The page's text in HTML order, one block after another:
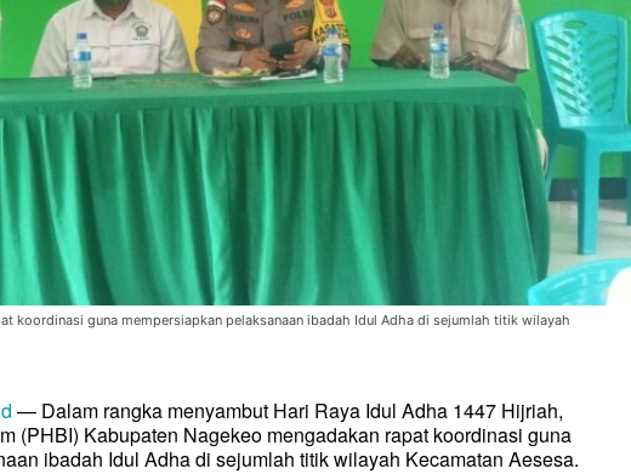
koordinasi guna mempersiapkan pelaksanaan ibadah Idul Adha di sejumlah titik wilayah
— Dalam rangka menyambut Hari Raya Idul Adha 1447 Hijriah,
(PHBI) Kabupaten Nagekeo mengadakan rapat koordinasi guna
ibadah Idul Adha di sejumlah titik wilayah Kecamatan Aesesa.